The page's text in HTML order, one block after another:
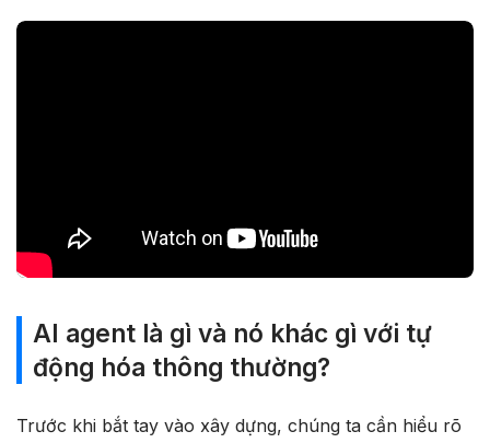
AI agent là gì và nó khác gì với tự
động hóa thông thường?
Trước khi bắt tay vào xây dựng, chúng ta cần hiểu rõ